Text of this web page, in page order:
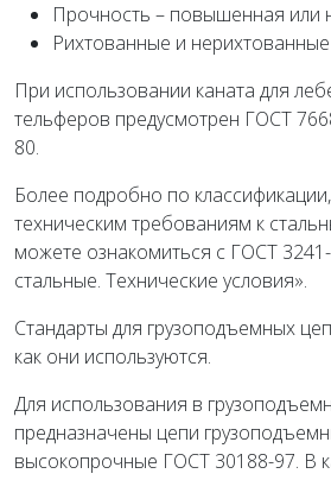
Прочность – повышенная или
Рихтованные и нерихтованные
При использовании каната для
тельферов предусмотрен ГОСТ
80.
Более подробно по
техническим требованиям к
можете ознакомиться с ГОСТ
стальные. Технические условия».
Стандарты для грузоподъемных
как они используются.
Для использования в
предназначены цепи
высокопрочные ГОСТ 30188-97. В